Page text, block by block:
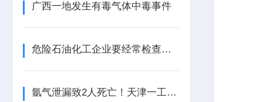
广西一地发生有毒气体中毒事件
危险石油化工企业要经常检查工业气体报警器的报警效果
氩气泄漏致2人死亡！天津一工业园内发生安全事故